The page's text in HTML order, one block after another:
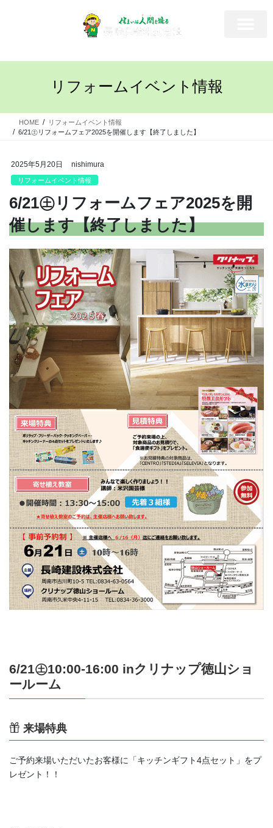
リフォームイベント情報
HOME
リフォームイベント情報
6/21㊏リフォームフェア2025を開催します【終了しました】
2025年5月20日 nishimura
リフォームイベント情報
6/21㊏リフォームフェア2025を開
催します【終了しました】
6/21㊏10:00-16:00 inクリナップ徳山ショ
ールーム
来場特典
ご予約来場いただいたお客様に「キッチンギフト4点セット」をプ
レゼント！！